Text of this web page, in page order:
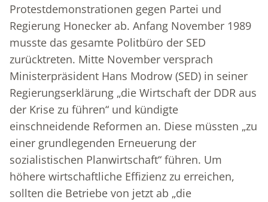
Protestdemonstrationen gegen Partei und
Regierung Honecker ab. Anfang November 1989
musste das gesamte Politbüro der SED
zurücktreten. Mitte November versprach
Ministerpräsident Hans Modrow (SED) in seiner
Regierungserklärung „die Wirtschaft der DDR aus
der Krise zu führen“ und kündigte
einschneidende Reformen an. Diese müssten „zu
einer grundlegenden Erneuerung der
sozialistischen Planwirtschaft“ führen. Um
höhere wirtschaftliche Effizienz zu erreichen,
sollten die Betriebe von jetzt ab „die